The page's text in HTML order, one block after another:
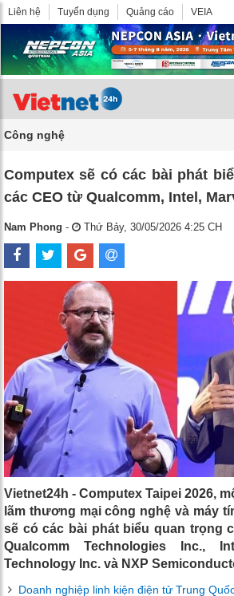
Liên hệ Tuyển dụng Quảng cáo VEIA
Công nghệ
Computex sẽ có các bài phát
các CEO từ Qualcomm, Intel,
Nam Phong - Thứ Bảy, 30/05/2026 4:25 CH
Vietnet24h - Computex Taipei 2026,
lãm thương mại công nghệ và máy
sẽ có các bài phát biểu quan trọng
Qualcomm Technologies Inc.,
Technology Inc. và NXP
Doanh nghiệp linh kiện điện tử Trung